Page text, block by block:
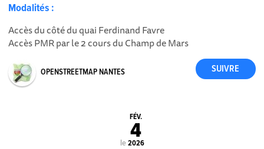
Modalités :
Accès du côté du quai Ferdinand Favre
Accès PMR par le 2 cours du Champ de Mars
OPENSTREETMAP NANTES
le
FÉV.
4
2026